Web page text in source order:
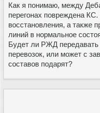
Как я понимаю, между
перегонах повреждена
восстановления, а также
линий в нормальное
Будет ли РЖД передавать
перевозок, или может с
составов подарят?